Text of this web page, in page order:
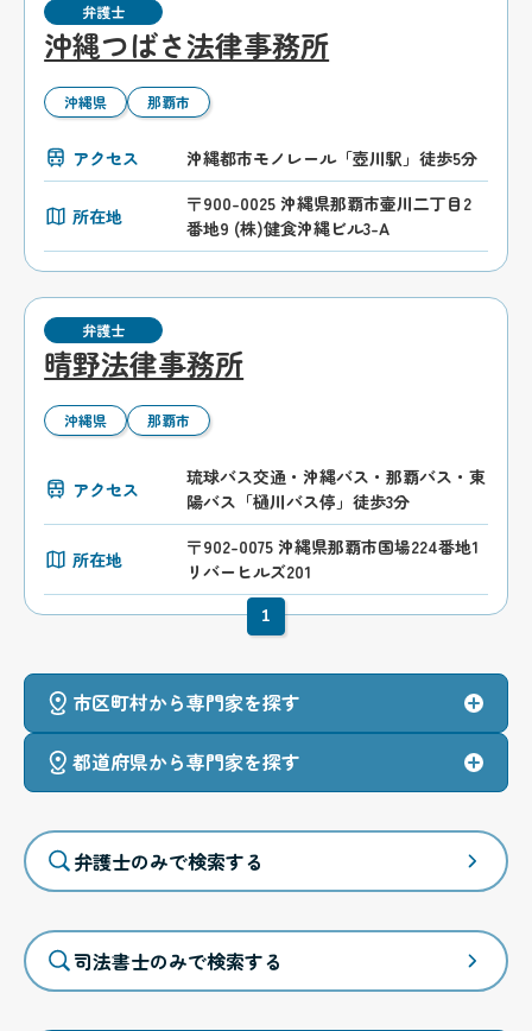
弁護士
沖縄つばさ法律事務所
沖縄県 那覇市
アクセス 沖縄都市モノレール「壺川駅」徒歩5分
所在地
〒900-0025 沖縄県那覇市壷川二丁目2
番地9 (株)健食沖縄ビル3-A
弁護士
晴野法律事務所
沖縄県 那覇市
アクセス
琉球バス交通・沖縄バス・那覇バス・東
陽バス「樋川バス停」徒歩3分
所在地
〒902-0075 沖縄県那覇市国場224番地1
リバーヒルズ201
1
市区町村から専門家を探す
都道府県から専門家を探す
弁護士のみで検索する
司法書士のみで検索する